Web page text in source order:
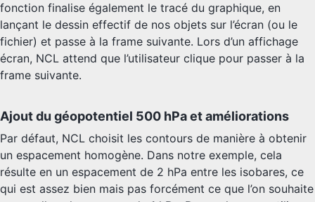
fonction finalise également le tracé du graphique, en
lançant le dessin effectif de nos objets sur l’écran (ou le
fichier) et passe à la frame suivante. Lors d’un affichage
écran, NCL attend que l’utilisateur clique pour passer à la
frame suivante.
Ajout du géopotentiel 500 hPa et améliorations
Par défaut, NCL choisit les contours de manière à obtenir
un espacement homogène. Dans notre exemple, cela
résulte en un espacement de 2 hPa entre les isobares, ce
qui est assez bien mais pas forcément ce que l’on souhaite